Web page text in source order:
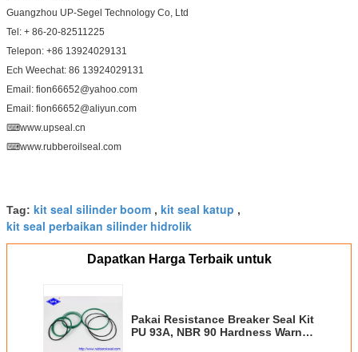
Guangzhou UP-Segel Technology Co, Ltd
Tel: + 86-20-82511225
Telepon: +86 13924029131
Ech Weechat: 86 13924029131
Email: fion66652@yahoo.com
Email: fion66652@aliyun.com
⌨www.upseal.cn
⌨www.rubberoilseal.com
Tag: kit seal silinder boom , kit seal katup ,
kit seal perbaikan silinder hidrolik
Dapatkan Harga Terbaik untuk
Pakai Resistance Breaker Seal Kit
PU 93A, NBR 90 Hardness Warna